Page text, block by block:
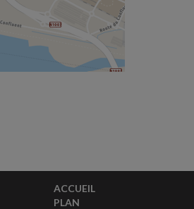
ACCUEIL
PLAN